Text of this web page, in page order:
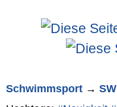
Schwimm­sport →